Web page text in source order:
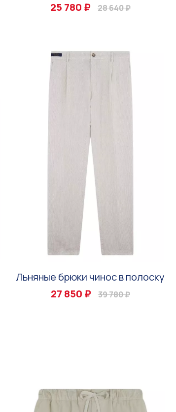
25 780 ₽
28 640 ₽
Льняные брюки чинос в полоску
27 850 ₽
39 780 ₽